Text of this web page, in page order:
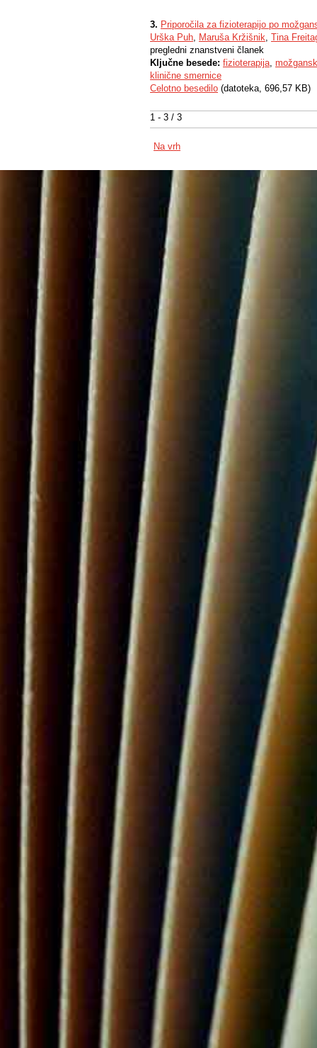
1 - 3 / 3
3. Priporočila za fizioterapijo po
Urška Puh, Maruša Kržišnik, Tina
pregledni znanstveni članek
Ključne besede: fizioterapija,
klinične smernice
Celotno besedilo (datoteka, 696,57 KB)
Na vrh